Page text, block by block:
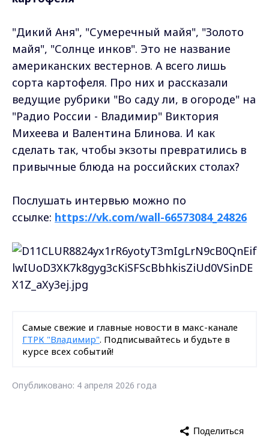
"Дикий Аня", "Сумеречный майя", "Золото
майя", "Солнце инков". Это не название
американских вестернов. А всего лишь
сорта картофеля. Про них и рассказали
ведущие рубрики "Во саду ли, в огороде" на
"Радио России - Владимир" Виктория
Михеева и Валентина Блинова. И как
сделать так, чтобы экзоты превратились в
привычные блюда на российских столах?
Послушать интервью можно по
ссылке: https://vk.com/wall-66573084_24826
Самые свежие и главные новости в макс-канале
ГТРК "Владимир". Подписывайтесь и будьте в
курсе всех событий!
Опубликовано: 4 апреля 2026 года
Поделиться